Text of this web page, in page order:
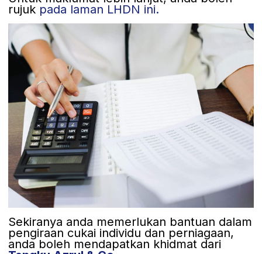
rujuk pada laman LHDN ini.
Sekiranya anda memerlukan bantuan dalam
pengiraan cukai individu dan perniagaan,
anda boleh mendapatkan khidmat dari